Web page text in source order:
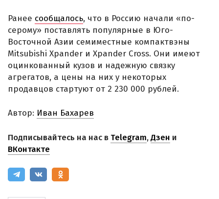
Ранее сообщалось, что в Россию начали «по-
серому» поставлять популярные в Юго-
Восточной Азии семиместные компактвэны
Mitsubishi Xpander и Xpander Cross. Они имеют
оцинкованный кузов и надежную связку
агрегатов, а цены на них у некоторых
продавцов стартуют от 2 230 000 рублей.
Автор: Иван Бахарев
Подписывайтесь на нас в Telegram,Дзен и
ВКонтакте